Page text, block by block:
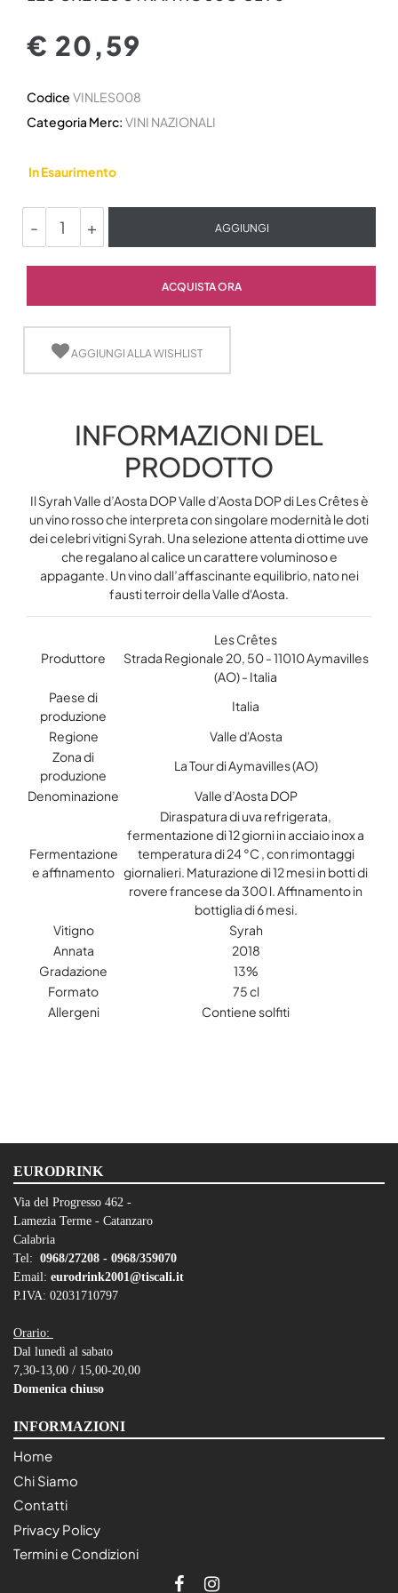
€ 20,59
Codice VINLES008
Categoria Merc: VINI NAZIONALI
In Esaurimento
AGGIUNGI
ACQUISTA ORA
AGGIUNGI ALLA WISHLIST
INFORMAZIONI DEL
PRODOTTO
Il Syrah Valle d’Aosta DOP Valle d’Aosta DOP di Les Crêtes è
un vino rosso che interpreta con singolare modernità le doti
dei celebri vitigni Syrah. Una selezione attenta di ottime uve
che regalano al calice un carattere voluminoso e
appagante. Un vino dall’affascinante equilibrio, nato nei
fausti terroir della Valle d'Aosta.
Produttore
Les Crêtes
Strada Regionale 20, 50 - 11010 Aymavilles
(AO) - Italia
Paese di
produzione
Italia
Regione
Valle d'Aosta
Zona di
produzione
La Tour di Aymavilles (AO)
Denominazione
Valle d’Aosta DOP
Fermentazione
e affinamento
Diraspatura di uva refrigerata,
fermentazione di 12 giorni in acciaio inox a
temperatura di 24 °C , con rimontaggi
giornalieri. Maturazione di 12 mesi in botti di
rovere francese da 300 l. Affinamento in
bottiglia di 6 mesi.
Vitigno
Syrah
Annata
2018
Gradazione
13%
Formato
75 cl
Allergeni
Contiene solfiti
EURODRINK
Via del Progresso 462 -
Lamezia Terme - Catanzaro
Calabria
Tel: 0968/27208 - 0968/359070
Email: eurodrink2001@tiscali.it
P.IVA: 02031710797
Orario:
Dal lunedì al sabato
7,30-13,00 / 15,00-20,00
Domenica chiuso
INFORMAZIONI
Home
Chi Siamo
Contatti
Privacy Policy
Termini e Condizioni